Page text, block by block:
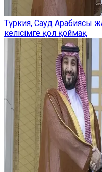
Түркия, Сауд Арабиясы
келісімге қол қоймақ